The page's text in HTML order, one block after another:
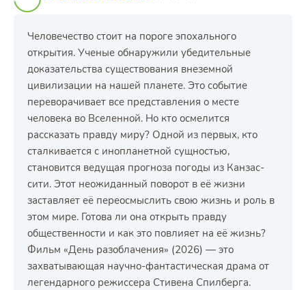
Человечество стоит на пороге эпохального
открытия. Ученые обнаружили убедительные
доказательства существования внеземной
цивилизации на нашей планете. Это событие
переворачивает все представления о месте
человека во Вселенной. Но кто осмелится
рассказать правду миру? Одной из первых, кто
сталкивается с инопланетной сущностью,
становится ведущая прогноза погоды из Канзас-
сити. Этот неожиданный поворот в её жизни
заставляет её переосмыслить свою жизнь и роль в
этом мире. Готова ли она открыть правду
общественности и как это повлияет на её жизнь?
Фильм «День разоблачения» (2026) — это
захватывающая научно-фантастическая драма от
легендарного режиссера Стивена Спилберга.